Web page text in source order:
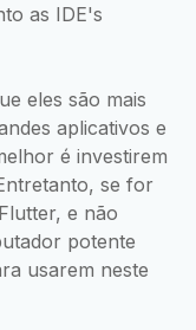
as IDE's
eles são mais
aplicativos e
é investirem
se for
e não
potente
usarem neste